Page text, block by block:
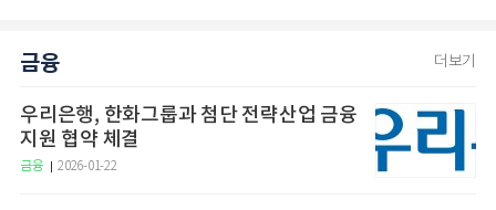
금융 더보기
우리은행, 한화그룹과 첨단 전략산업 금융
지원 협약 체결
금융 2026-01-22